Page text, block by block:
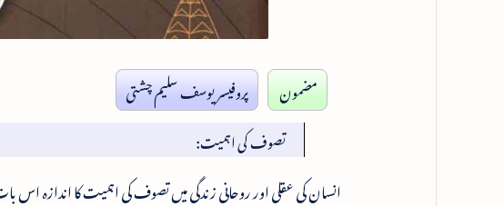
مضمون پروفیسر یوسف سلیم چشتی
تصوف کی اہمیت: